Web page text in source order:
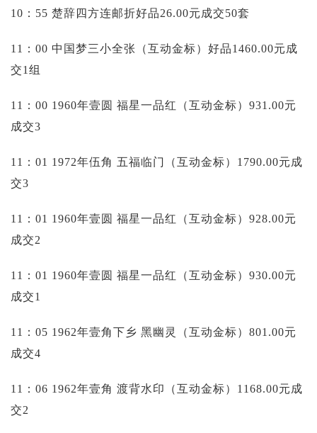
10：55 楚辞四方连邮折好品26.00元成交50套
11：00 中国梦三小全张（互动金标）好品1460.00元成
交1组
11：00 1960年壹圆 福星一品红（互动金标）931.00元
成交3
11：01 1972年伍角 五福临门（互动金标）1790.00元成
交3
11：01 1960年壹圆 福星一品红（互动金标）928.00元
成交2
11：01 1960年壹圆 福星一品红（互动金标）930.00元
成交1
11：05 1962年壹角下乡 黑幽灵（互动金标）801.00元
成交4
11：06 1962年壹角 渡背水印（互动金标）1168.00元成
交2